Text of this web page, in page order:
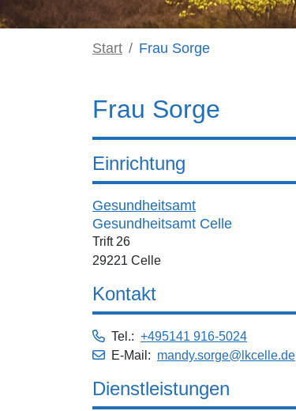
Start Frau Sorge
Frau Sorge
Einrichtung
Gesundheitsamt
Gesundheitsamt Celle
Trift 26
29221 Celle
Kontakt
Tel.: +495141 916-5024
E-Mail: mandy.sorge@lkcelle.de
Dienstleistungen